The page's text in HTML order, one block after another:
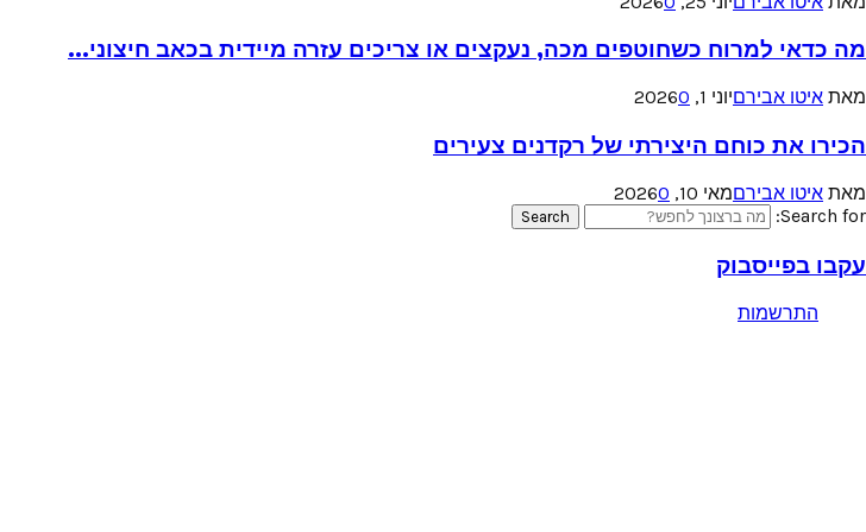
מה כדאי למרוח כשחוטפים מכה, נעקצים או צריכים עזרה מיידית בכאב חיצוני...
מאת איטו אבירםיוני 1, 2026 0
הכירו את כוחם היצירתי של רקדנים צעירים
מאת איטו אבירםמאי 10, 2026
0
Search for:
Search
עקבו בפייסבוק
התרשמות